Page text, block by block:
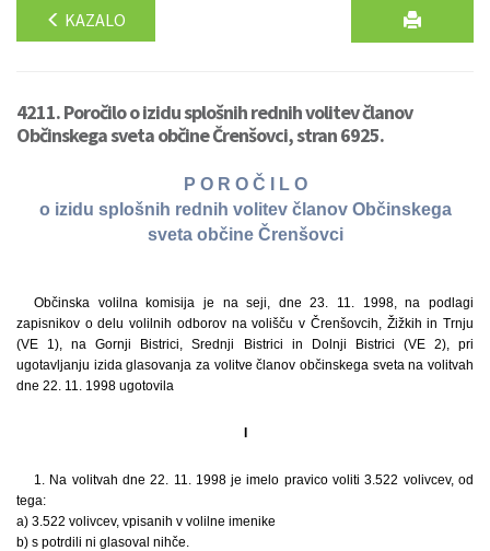
KAZALO
4211. Poročilo o izidu splošnih rednih volitev članov
Občinskega sveta občine Črenšovci, stran 6925.
P O R O Č I L O
o izidu splošnih rednih volitev članov Občinskega
sveta občine Črenšovci
Občinska volilna komisija je na seji, dne 23. 11. 1998, na podlagi
zapisnikov o delu volilnih odborov na volišču v Črenšovcih, Žižkih in Trnju
(VE 1), na Gornji Bistrici, Srednji Bistrici in Dolnji Bistrici (VE 2), pri
ugotavljanju izida glasovanja za volitve članov občinskega sveta na volitvah
dne 22. 11. 1998 ugotovila
I
1. Na volitvah dne 22. 11. 1998 je imelo pravico voliti 3.522 volivcev, od
tega:
a) 3.522 volivcev, vpisanih v volilne imenike
b) s potrdili ni glasoval nihče.